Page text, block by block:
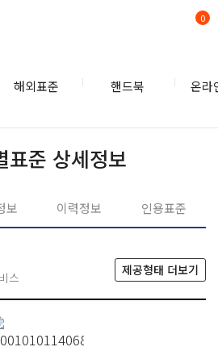
해외표준 핸드북 온라
0
표준 상세정보
보 이력정보 인용표준
스
제공형태 더보기